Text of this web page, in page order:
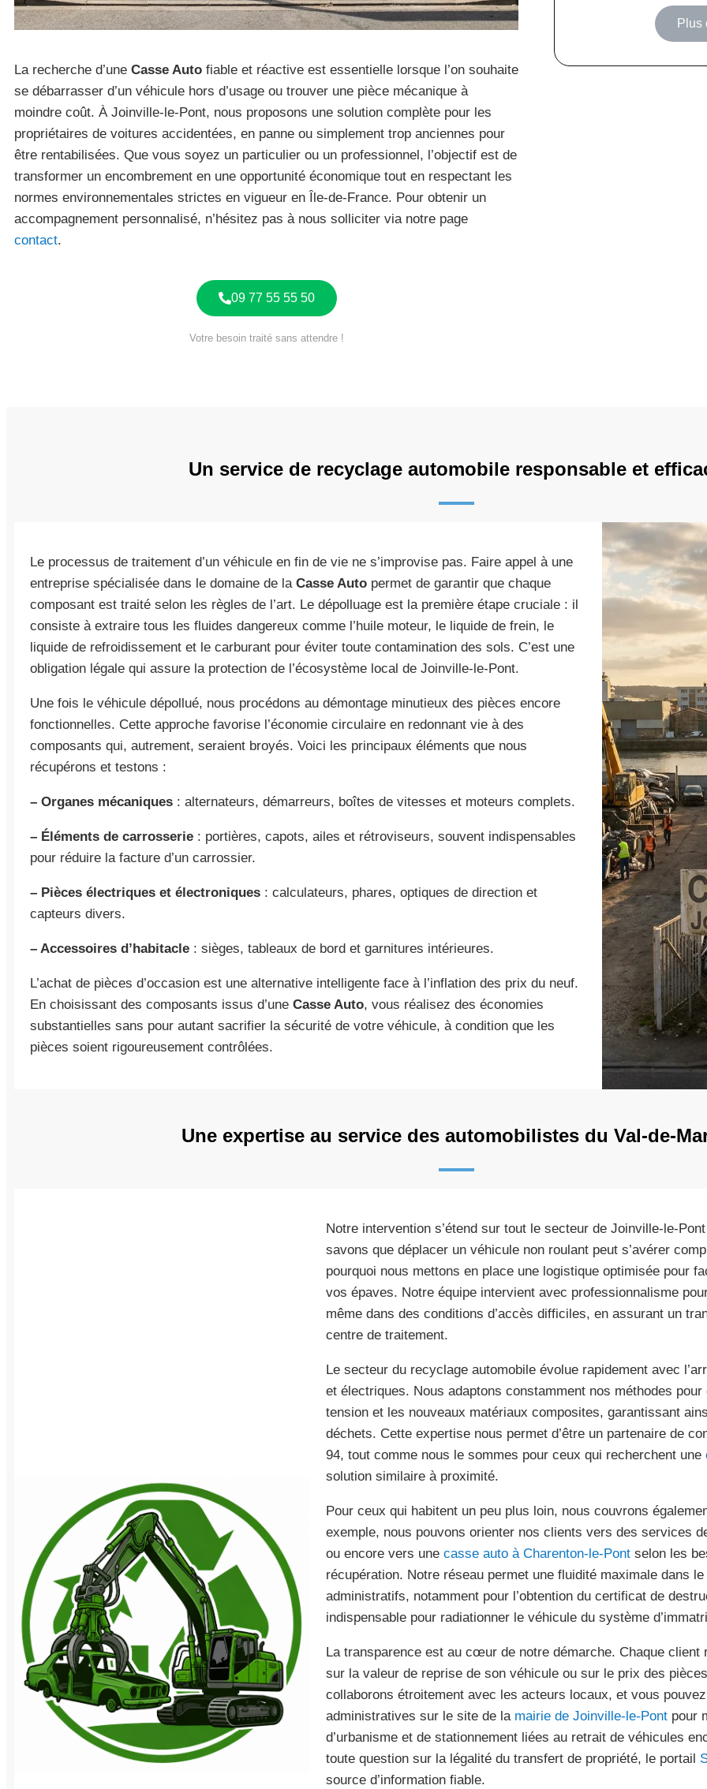
La recherche d’une Casse Auto fiable et réactive est essentielle lorsque l’on souhaite
se débarrasser d’un véhicule hors d’usage ou trouver une pièce mécanique à
moindre coût. À Joinville-le-Pont, nous proposons une solution complète pour les
propriétaires de voitures accidentées, en panne ou simplement trop anciennes pour
être rentabilisées. Que vous soyez un particulier ou un professionnel, l’objectif est de
transformer un encombrement en une opportunité économique tout en respectant les
normes environnementales strictes en vigueur en Île-de-France. Pour obtenir un
accompagnement personnalisé, n’hésitez pas à nous solliciter via notre page
contact.
09 77 55 55 50
Votre besoin traité sans attendre !
Plus
Un service de recyclage automobile responsable et
Le processus de traitement d’un véhicule en fin de vie ne s’improvise pas. Faire appel à une
entreprise spécialisée dans le domaine de la Casse Auto permet de garantir que chaque
composant est traité selon les règles de l’art. Le dépolluage est la première étape cruciale : il
consiste à extraire tous les fluides dangereux comme l’huile moteur, le liquide de frein, le
liquide de refroidissement et le carburant pour éviter toute contamination des sols. C’est une
obligation légale qui assure la protection de l’écosystème local de Joinville-le-Pont.
Une fois le véhicule dépollué, nous procédons au démontage minutieux des pièces encore
fonctionnelles. Cette approche favorise l’économie circulaire en redonnant vie à des
composants qui, autrement, seraient broyés. Voici les principaux éléments que nous
récupérons et testons :
– Organes mécaniques : alternateurs, démarreurs, boîtes de vitesses et moteurs complets.
– Éléments de carrosserie : portières, capots, ailes et rétroviseurs, souvent indispensables
pour réduire la facture d’un carrossier.
– Pièces électriques et électroniques : calculateurs, phares, optiques de direction et
capteurs divers.
– Accessoires d’habitacle : sièges, tableaux de bord et garnitures intérieures.
L’achat de pièces d’occasion est une alternative intelligente face à l’inflation des prix du neuf.
En choisissant des composants issus d’une Casse Auto, vous réalisez des économies
substantielles sans pour autant sacrifier la sécurité de votre véhicule, à condition que les
pièces soient rigoureusement contrôlées.
Une expertise au service des automobilistes du Val-de-
Notre intervention s’étend sur tout le secteur de Joinville-le-
savons que déplacer un véhicule non roulant peut s’avérer
pourquoi nous mettons en place une logistique optimisée pour
vos épaves. Notre équipe intervient avec professionnalisme
même dans des conditions d’accès difficiles, en assurant un
centre de traitement.
Le secteur du recyclage automobile évolue rapidement avec
et électriques. Nous adaptons constamment nos méthodes
tension et les nouveaux matériaux composites, garantissant
déchets. Cette expertise nous permet d’être un partenaire de
94, tout comme nous le sommes pour ceux qui recherchent une
solution similaire à proximité.
Pour ceux qui habitent un peu plus loin, nous couvrons
exemple, nous pouvons orienter nos clients vers des services
ou encore vers une casse auto à Charenton-le-Pontselon les
récupération. Notre réseau permet une fluidité maximale dans
administratifs, notamment pour l’obtention du certificat de
indispensable pour radiationner le véhicule du système
La transparence est au cœur de notre démarche. Chaque
sur la valeur de reprise de son véhicule ou sur le prix des
collaborons étroitement avec les acteurs locaux, et vous
administratives sur le site de la mairie de Joinville-le-Pontpour
d’urbanisme et de stationnement liées au retrait de véhicules
toute question sur la légalité du transfert de propriété, le portail
source d’information fiable.